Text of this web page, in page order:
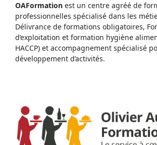
OAFormation est un centre agréé de
professionnelles spécialisé dans les
Délivrance de formations obligatoires,
d’exploitation et formation hygiène
HACCP) et accompagnement spécialisé
développement d’activités.